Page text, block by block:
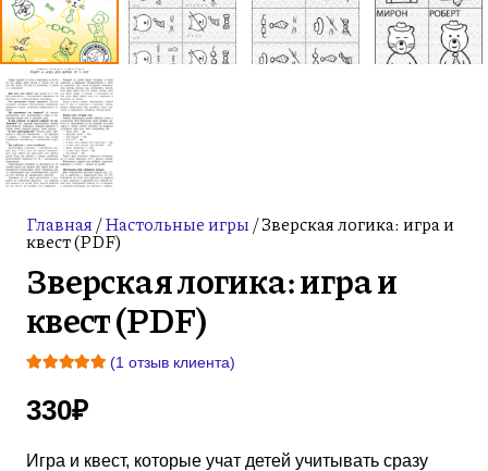
Главная/Настольные игры / Зверская логика: игра и
квест (PDF)
Зверская логика: игра и
квест (PDF)
1
пользователя
(1 отзыв клиента)
330₽
Игра и квест, которые учат детей учитывать сразу